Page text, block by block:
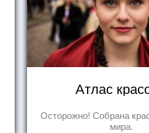
Атлас
Осторожно! Собрана
мира.